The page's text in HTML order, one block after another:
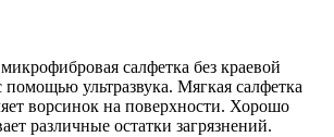
салфетка без краевой
помощью ультразвука. Мягкая салфетка
ворсинок на поверхности. Хорошо
различные остатки загрязнений.